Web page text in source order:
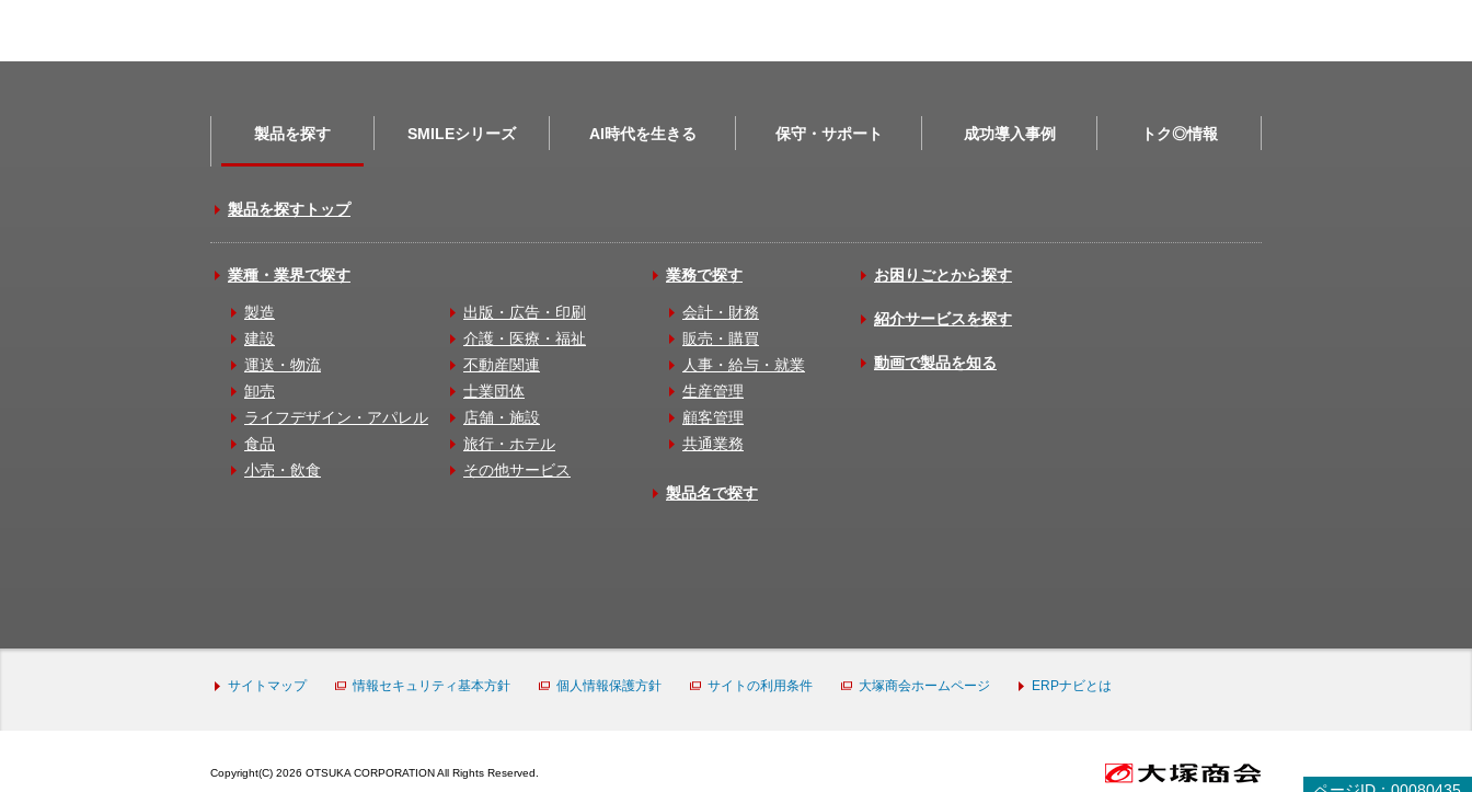
製品を探す SMILEシリーズ AI時代を生きる 保守・サポート 成功導入事例 トク◎情報
製品を探すトップ
業種・業界で探す
製造
建設
運送・物流
卸売
ライフデザイン・アパレル
食品
小売・飲食
出版・広告・印刷
介護・医療・福祉
不動産関連
士業団体
店舗・施設
旅行・ホテル
その他サービス
業務で探す
会計・財務
販売・購買
人事・給与・就業
生産管理
顧客管理
共通業務
製品名で探す
お困りごとから探す
紹介サービスを探す
動画で製品を知る
サイトマップ 情報セキュリティ基本方針 個人情報保護方針 サイトの利用条件 大塚商会ホームページ ERPナビとは
Copyright(C) 2026 OTSUKA CORPORATION All Rights Reserved.